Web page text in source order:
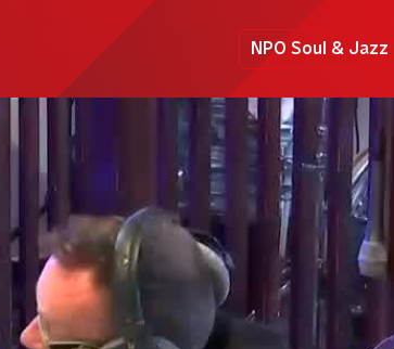
NPO Soul & Jazz